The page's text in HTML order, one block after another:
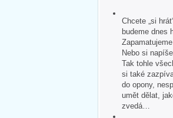
Chcete „si
budeme dnes
Nebo si
Tak tohle
si také
do opony,
umět dělat,
zvedá…